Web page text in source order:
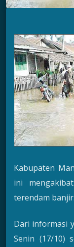
Kabupaten
ini
terendam banjir.
Dari informasi
Senin (17/10)